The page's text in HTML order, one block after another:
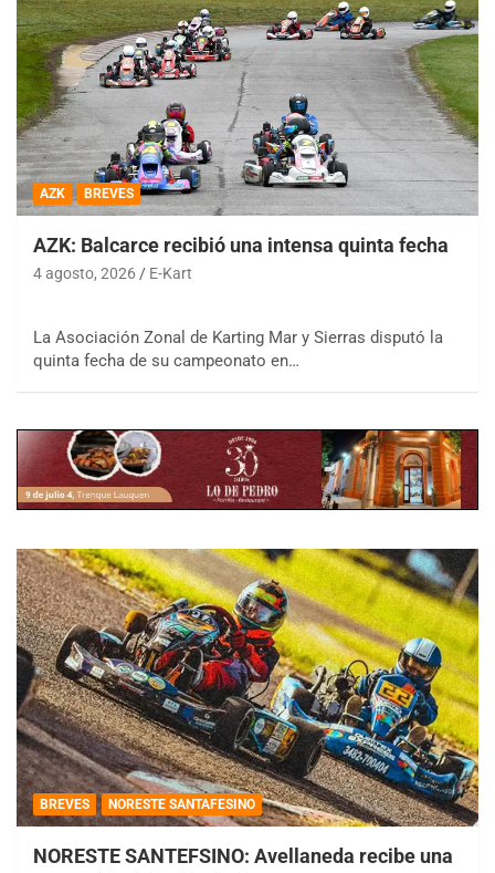
AZK BREVES
AZK: Balcarce recibió una intensa quinta fecha
4 agosto, 2026 E-Kart
La Asociación Zonal de Karting Mar y Sierras disputó la
quinta fecha de su campeonato en…
BREVES NORESTE SANTAFESINO
NORESTE SANTEFSINO: Avellaneda recibe una